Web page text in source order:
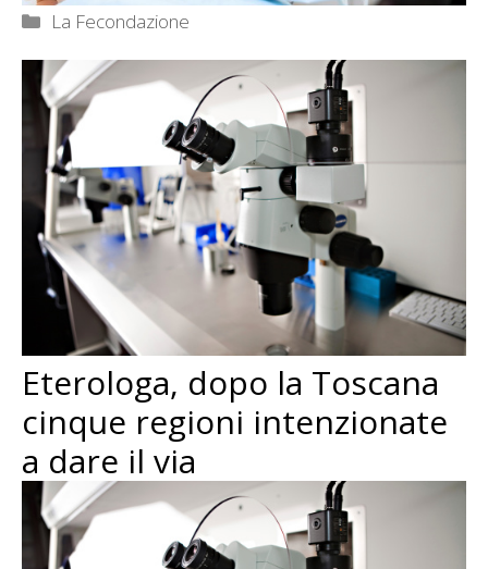
Categorie
La Fecondazione
Eterologa, dopo la Toscana
cinque regioni intenzionate
a dare il via